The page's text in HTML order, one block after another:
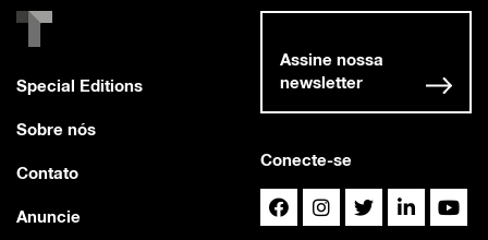
Special Editions
Sobre nós
Contato
Anuncie
Conecte-se
Assine nossa
newsletter